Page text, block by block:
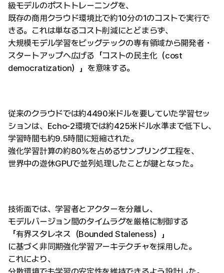
級モデルのポストトレーニングを、
既存の商用クラウド環境比で約10分の1のコストで実行で
きる。これは単なるコスト削減にとどまらず、
大規模モデル学習をビッグテックの専有領域から開発者・
スタートアップへ広げる「コストの民主化（cost
democratization）」を意味する。
従来のクラウドでは約4490米ドルを要していた学習セッ
ションは、Echo-2環境では約425米ドル水準まで低下し、
学習時間も約9.5時間に短縮された。
強化学習計算の約80%を占めるサンプリング工程を、
世界中の遊休GPUで並列処理したことが鍵となった。
技術面では、学習者とアクターを分離し、
モデルバージョン間のタイムラグを厳格に制御する
「有界スタレネス（Bounded Staleness）」
に基づく非同期強化学習アーキテクチャを採用した。
これにより、